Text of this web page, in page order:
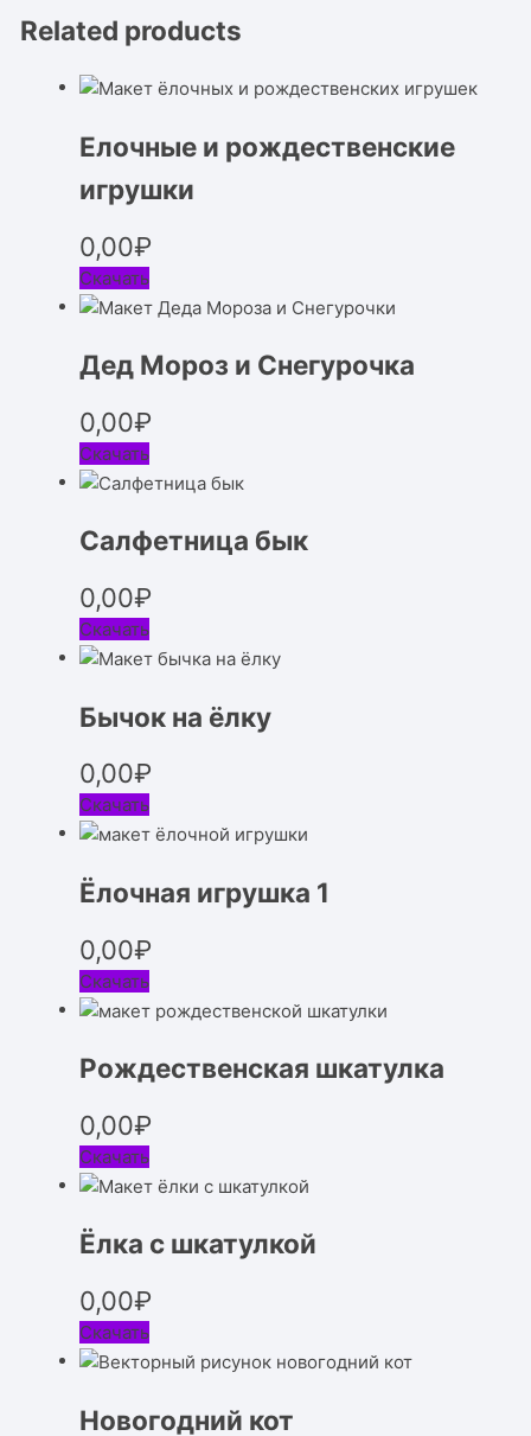
Related products
Елочные и рождественские
игрушки
0,00₽
Скачать
Дед Мороз и Снегурочка
0,00₽
Скачать
Салфетница бык
0,00₽
Скачать
Бычок на ёлку
0,00₽
Скачать
Ёлочная игрушка 1
0,00₽
Скачать
Рождественская шкатулка
0,00₽
Скачать
Ёлка с шкатулкой
0,00₽
Скачать
Новогодний кот